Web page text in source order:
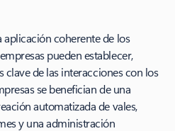
aplicación coherente de los
pueden establecer,
clave de las interacciones con los
se benefician de una
automatizada de vales,
y una administración